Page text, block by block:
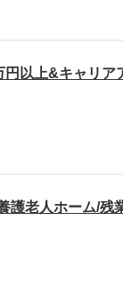
以上&キャリア
護老人ホーム/残